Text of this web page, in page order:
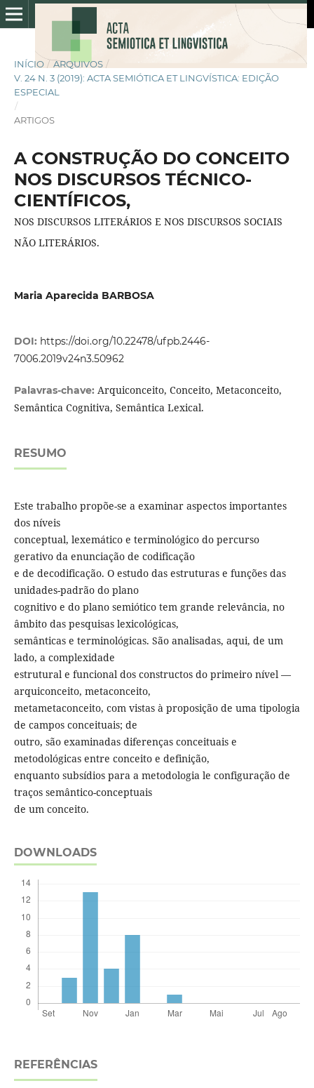
INÍCIO / ARQUIVOS /
V. 24 N. 3 (2019): ACTA SEMIÓTICA ET LINGVÍSTICA: EDIÇÃO
ESPECIAL
/
ARTIGOS
A CONSTRUÇÃO DO CONCEITO
NOS DISCURSOS TÉCNICO-
CIENTÍFICOS,
NOS DISCURSOS LITERÁRIOS E NOS DISCURSOS SOCIAIS
NÃO LITERÁRIOS.
Maria Aparecida BARBOSA
DOI: https://doi.org/10.22478/ufpb.2446-
7006.2019v24n3.50962
Palavras-chave: Arquiconceito, Conceito, Metaconceito,
Semântica Cognitiva, Semântica Lexical.
RESUMO
Este trabalho propõe-se a examinar aspectos importantes
dos níveis
conceptual, lexemático e terminológico do percurso
gerativo da enunciação de codificação
e de decodificação. O estudo das estruturas e funções das
unidades-padrão do plano
cognitivo e do plano semiótico tem grande relevância, no
âmbito das pesquisas lexicológicas,
semânticas e terminológicas. São analisadas, aqui, de um
lado, a complexidade
estrutural e funcional dos constructos do primeiro nível —
arquiconceito, metaconceito,
metametaconceito, com vistas à proposição de uma tipologia
de campos conceituais; de
outro, são examinadas diferenças conceituais e
metodológicas entre conceito e definição,
enquanto subsídios para a metodologia le configuração de
traços semântico-conceptuais
de um conceito.
DOWNLOADS
REFERÊNCIAS